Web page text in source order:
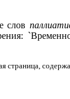
слов
страница,